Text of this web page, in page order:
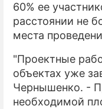
60% ее
расстоянии не
места
"Проектные
объектах уже
Чернышенко. -
необходимой